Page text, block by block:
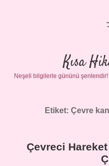
Gizlilik
Kısa
Neşeli bilgilerle gününü şenlendir!
Etiket: Çevre
Çevreci